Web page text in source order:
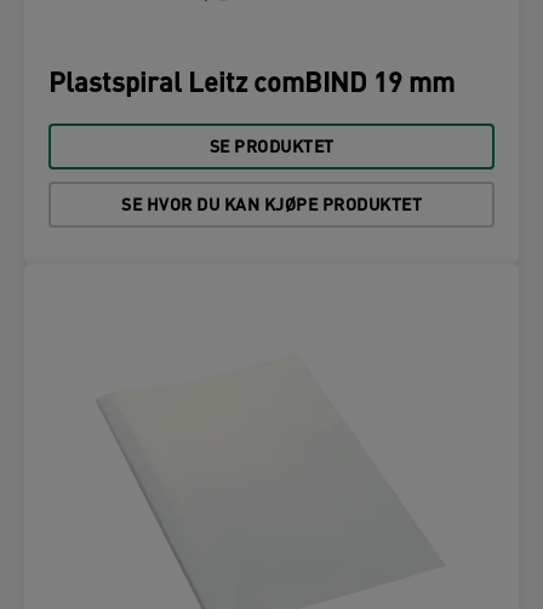
Plastspiral Leitz comBIND 19 mm
SE PRODUKTET
SE HVOR DU KAN KJØPE PRODUKTET